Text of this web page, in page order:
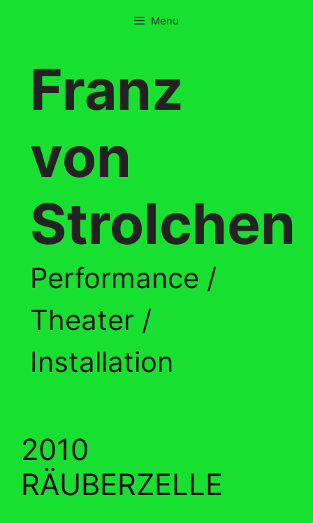
Menu
Franz
von
Strolchen
Performance /
Theater /
Installation
2010
RÄUBERZELLE